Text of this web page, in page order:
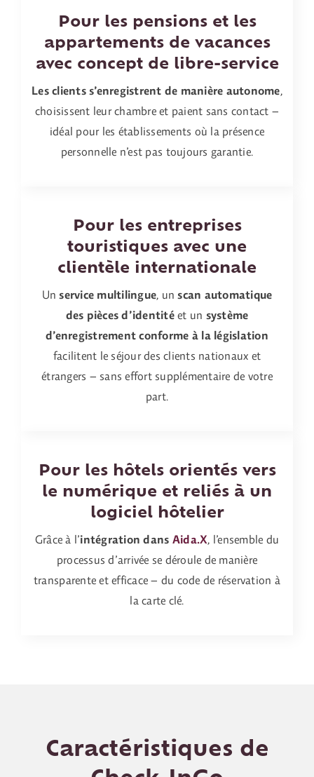
Pour les pensions et les
appartements de vacances
avec concept de libre-service
Les clients s’enregistrent de manière autonome,
choisissent leur chambre et paient sans contact –
idéal pour les établissements où la présence
personnelle n’est pas toujours garantie.
Pour les entreprises
touristiques avec une
clientèle internationale
Unservice multilingue, unscan automatique
des pièces d’identitéet un système
d’enregistrement conforme à la législation
facilitent le séjour des clients nationaux et
étrangers – sans effort supplémentaire de votre
part.
Pour les hôtels orientés vers
le numérique et reliés à un
logiciel hôtelier
Grâce à l’intégration dans Aida.X, l’ensemble du
processus d’arrivée se déroule de manière
transparente et efficace – du code de réservation à
la carte clé.
Caractéristiques de